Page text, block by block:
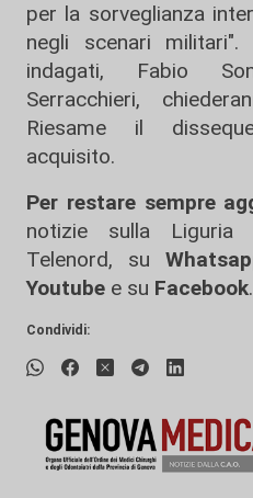
per la sorveglianza
negli scenari
indagati, Fabio
Serracchieri,
Riesame il
acquisito.
Per restare sempre
notizie sulla Liguria
Telenord, su
Youtube e su Facebook.
Condividi: